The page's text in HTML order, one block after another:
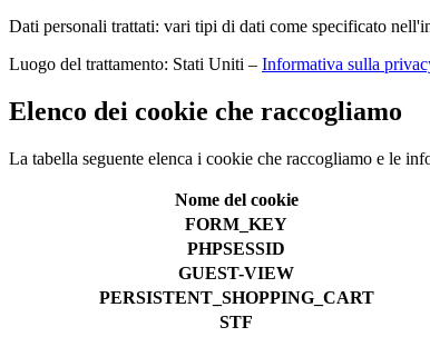
Dati personali trattati: vari tipi di dati come specificato
Luogo del trattamento: Stati Uniti – Informativa sulla
Elenco dei cookie che raccogliamo
La tabella seguente elenca i cookie che raccogliamo e le
Nome del cookie
FORM_KEY
PHPSESSID
GUEST-VIEW
PERSISTENT_SHOPPING_CART
STF